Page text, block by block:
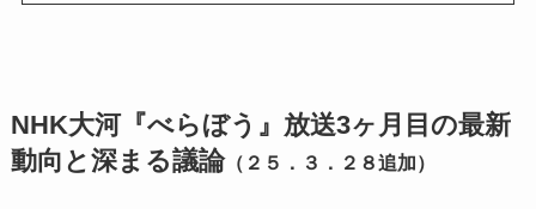
NHK大河『べらぼう』放送3ヶ月目の最新
動向と深まる議論（２５．３．２８追加）